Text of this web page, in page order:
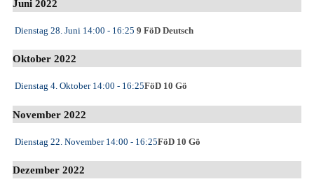
Juni 2022
Dienstag 28. Juni 14:00 - 16:25 9 FöD Deutsch
Oktober 2022
Dienstag 4. Oktober14:00 - 16:25FöD 10 Gö
November 2022
Dienstag 22. November14:00 - 16:25FöD 10 Gö
Dezember 2022